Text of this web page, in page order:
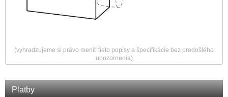
Platby
(vyhradzujeme si právo meniť tieto popisy a špecifikácie bez predošlého
upozornenia)